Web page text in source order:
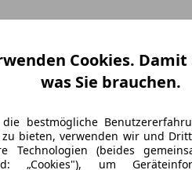
Cookies.
was Sie brauchen.
bestmögliche
bieten, verwenden wir und
Technologien (beides
„Cookies"), um